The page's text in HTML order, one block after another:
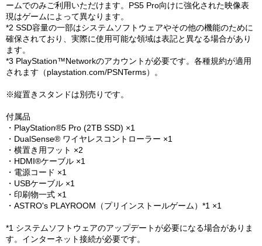
ームでのみご利用いただけます。PS5 Pro向けに強化された映像表
現はゲームによって異なります。
*2 SSD容量の一部はシステムソフトウェアやその他の機能のために
確保されており、実際に使用可能な領域は表記と異なる場合があり
ます。
*3 PlayStation™Networkのアカウントが必要です。各種規約が適用
されます（playstation.com/PSNTerms）。
※縦置きスタンドは別売りです。
付属品
・PlayStation®5 Pro (2TB SSD) ×1
・DualSense® ワイヤレスコントローラー ×1
・横置き用フット ×2
・HDMI®ケーブル ×1
・電源コード ×1
・USBケーブル ×1
・印刷物一式 ×1
・ASTRO's PLAYROOM（プリインストールゲーム）*1 ×1
*1 システムソフトウェアのアップデートが必要になる場合がありま
す。インターネット接続が必要です。